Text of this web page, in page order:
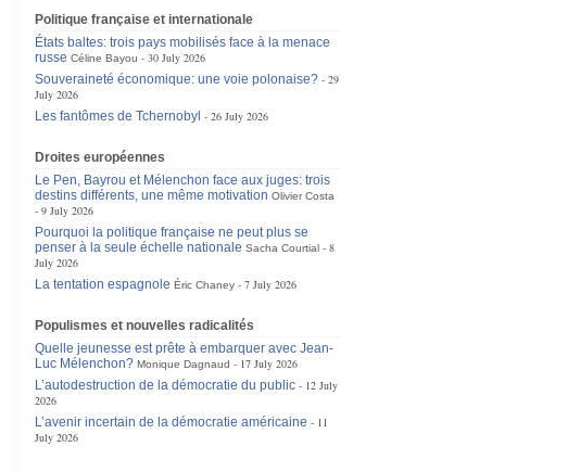
Politique française et internationale
États baltes: trois pays mobilisés face à la menace
russe Céline Bayou
30 July 2026
Souveraineté économique: une voie polonaise?
29
July 2026
Les fantômes de Tchernobyl
26 July 2026
Droites européennes
Le Pen, Bayrou et Mélenchon face aux juges: trois
destins différents, une même motivation Olivier Costa
9 July 2026
Pourquoi la politique française ne peut plus se
penser à la seule échelle nationale Sacha Courtial
8
July 2026
La tentation espagnole Éric Chaney 7 July 2026
Populismes et nouvelles radicalités
Quelle jeunesse est prête à embarquer avec Jean-
Luc Mélenchon? Monique Dagnaud
17 July 2026
L’autodestruction de la démocratie du public
12 July
2026
L’avenir incertain de la démocratie américaine
11
July 2026